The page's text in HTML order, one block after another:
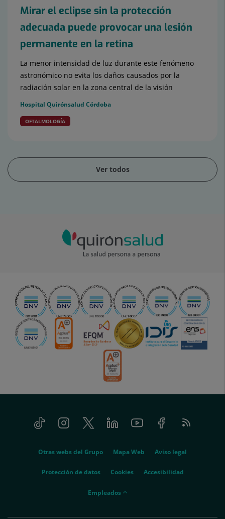
Mirar el eclipse sin la protección
adecuada puede provocar una lesión
permanente en la retina
La menor intensidad de luz durante este fenómeno
astronómico no evita los daños causados por la
radiación solar en la zona central de la visión
Hospital Quirónsalud Córdoba
OFTALMOLOGÍA
Ver todos
Tiktok InstagramTwitter LinkedinYoutube FacebookFeed
RSS
Otras webs del Grupo Mapa Web Aviso legal
Protección de datos Cookies Accesibilidad
empleados
Empleados